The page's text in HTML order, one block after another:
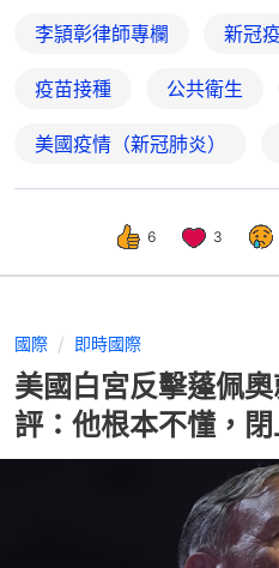
李頴彰律師專欄 新冠
疫苗接種 公共衛生
美國疫情（新冠肺炎）
6 3
國際 即時國際
美國白宮反擊蓬佩
評：他根本不懂，